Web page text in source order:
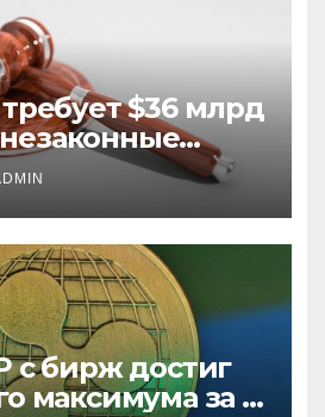
$36 млрд
с бирж достиг
максимума за 5